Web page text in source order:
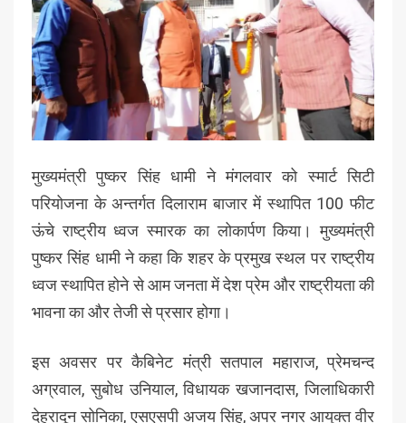
मुख्यमंत्री पुष्कर सिंह धामी ने मंगलवार को स्मार्ट सिटी
परियोजना के अन्तर्गत दिलाराम बाजार में स्थापित 100 फीट
ऊंचे राष्ट्रीय ध्वज स्मारक का लोकार्पण किया। मुख्यमंत्री
पुष्कर सिंह धामी ने कहा कि शहर के प्रमुख स्थल पर राष्ट्रीय
ध्वज स्थापित होने से आम जनता में देश प्रेम और राष्ट्रीयता की
भावना का और तेजी से प्रसार होगा।
इस अवसर पर कैबिनेट मंत्री सतपाल महाराज, प्रेमचन्द
अग्रवाल, सुबोध उनियाल, विधायक खजानदास, जिलाधिकारी
देहरादून सोनिका, एसएसपी अजय सिंह, अपर नगर आयुक्त वीर